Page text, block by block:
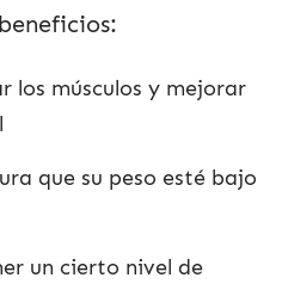
músculos y mejorar
que su peso esté bajo
un cierto nivel de